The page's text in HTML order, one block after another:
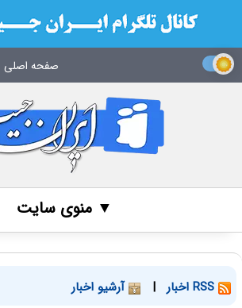
صفحه اصلی
▼ منوی سایت
| آرشیو اخبار